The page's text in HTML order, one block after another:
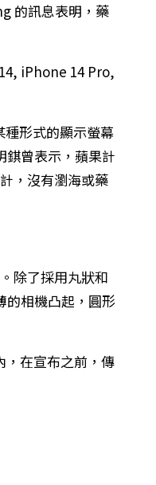
的訊息表明，藥
形式的顯示螢幕
錤曾表示，蘋果計
，沒有瀏海或藥
除了採用丸狀和
的相機凸起，圓形
，在宣布之前，傳